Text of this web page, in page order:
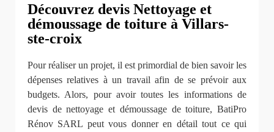
Découvrez devis Nettoyage et
démoussage de toiture à Villars-
ste-croix
Pour réaliser un projet, il est primordial de bien savoir les
dépenses relatives à un travail afin de se prévoir aux
budgets. Alors, pour avoir toutes les informations de
devis de nettoyage et démoussage de toiture, BatiPro
Rénov SARL peut vous donner en détail tout ce qui